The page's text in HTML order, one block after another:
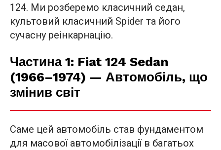
124. Ми розберемо класичний седан,
культовий класичний Spider та його
сучасну реінкарнацію.
Частина 1: Fiat 124 Sedan
(1966–1974) — Автомобіль, що
змінив світ
Саме цей автомобіль став фундаментом
для масової автомобілізації в багатьох